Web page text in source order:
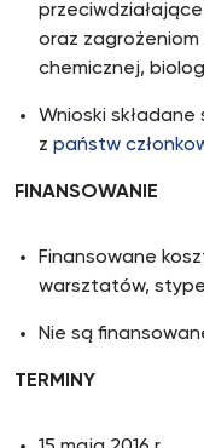
oraz zagrożeniom
chemicznej,
Wnioski
z państw
FINANSOWANIE
Finansowane
warsztatów,
Nie są
TERMINY